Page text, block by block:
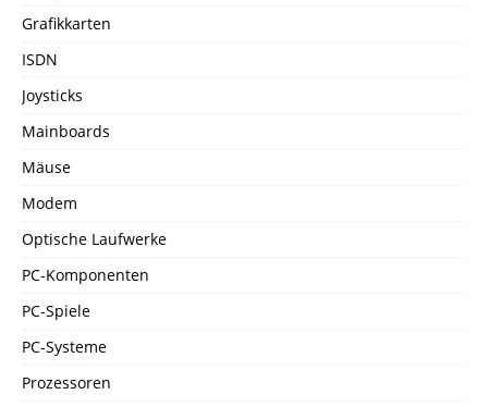
Grafikkarten
ISDN
Joysticks
Mainboards
Mäuse
Modem
Optische Laufwerke
PC-Komponenten
PC-Spiele
PC-Systeme
Prozessoren